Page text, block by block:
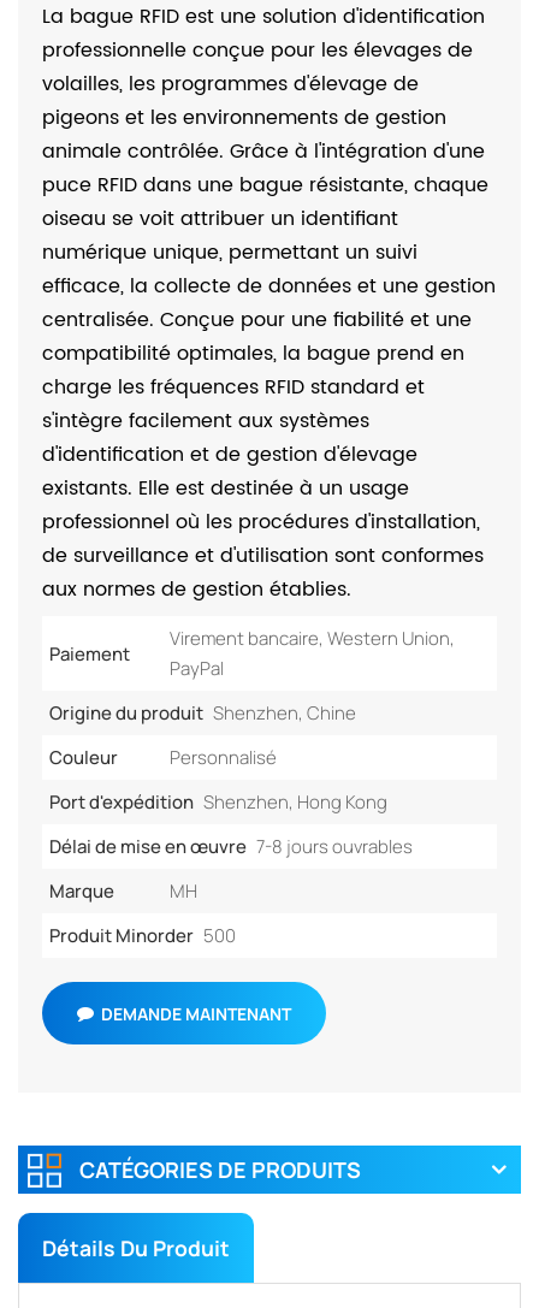
La bague RFID est une solution d'identification
professionnelle conçue pour les élevages de
volailles, les programmes d'élevage de
pigeons et les environnements de gestion
animale contrôlée. Grâce à l'intégration d'une
puce RFID dans une bague résistante, chaque
oiseau se voit attribuer un identifiant
numérique unique, permettant un suivi
efficace, la collecte de données et une gestion
centralisée. Conçue pour une fiabilité et une
compatibilité optimales, la bague prend en
charge les fréquences RFID standard et
s'intègre facilement aux systèmes
d'identification et de gestion d'élevage
existants. Elle est destinée à un usage
professionnel où les procédures d'installation,
de surveillance et d'utilisation sont conformes
aux normes de gestion établies.
Paiement
Virement bancaire, Western Union,
PayPal
Origine du produit Shenzhen, Chine
Couleur
Personnalisé
Port d'expédition Shenzhen, Hong Kong
Délai de mise en œuvre 7-8 jours ouvrables
Marque
MH
Produit Minorder 500
DEMANDE MAINTENANT
CATÉGORIES DE PRODUITS
Détails Du Produit